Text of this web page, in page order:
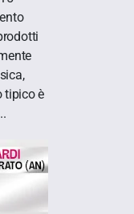
tipico è